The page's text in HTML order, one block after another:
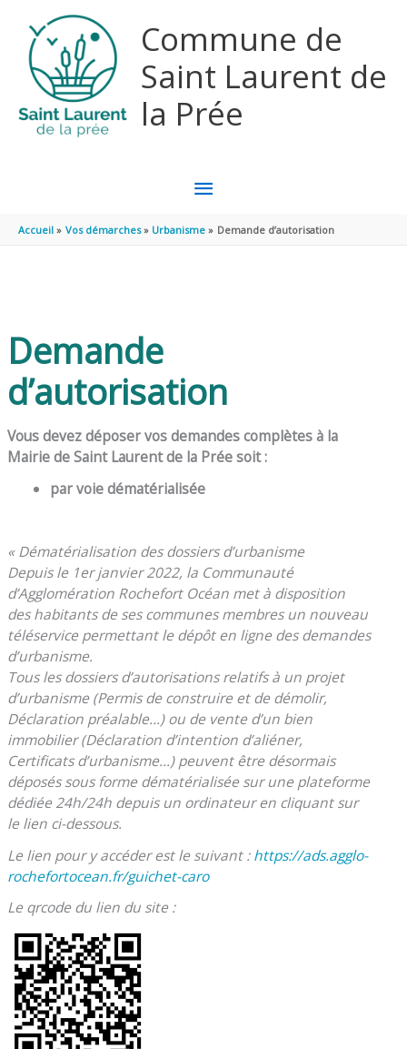
Commune de
Saint Laurent de
la Prée
MENU
PRINCIPAL
Accueil Vos démarches Urbanisme Demande d’autorisation
Demande
d’autorisation
Vous devez déposer vos demandes complètes à la
Mairie de Saint Laurent de la Prée soit :
par voie dématérialisée
« Dématérialisation des dossiers d’urbanisme
Depuis le 1erjanvier 2022, la Communauté
d’Agglomération Rochefort Océan met à disposition
des habitants de ses communes membres un nouveau
téléservice permettant le dépôt en ligne des demandes
d’urbanisme.
Tous les dossiers d’autorisations relatifs à un projet
d’urbanisme (Permis de construire et de démolir,
Déclaration préalable…) ou de vente d’un bien
immobilier (Déclaration d’intention d’aliéner,
Certificats d’urbanisme…) peuvent être désormais
déposés sous forme dématérialisée sur une plateforme
dédiée 24h/24h depuis un ordinateur en cliquant sur
le lien ci-dessous.
Le lien pour y accéder est le suivant :https://ads.agglo-
rochefortocean.fr/guichet-caro
Le qrcode du lien du site :